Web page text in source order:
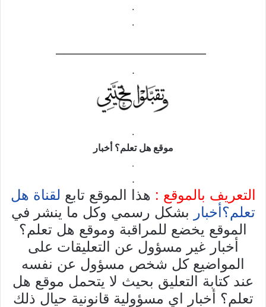
.
.
——————————–
.
.
موقعهل تعلم؟ أخبار
.
.
التعريف بالموقع : هذا الموقع تابع لقناة هل
تعلم؟أخبار بشكل رسمي وكل ما ينشر في
الموقع يخضع للمراقبة وموقع هل تعلم؟
أخبار غير مسؤول عن التعليقات على
المواضيع كل شخص مسؤول عن نفسه
عند كتابة التعليق بحيث لا يتحمل موقع هل
تعلم؟ أخبار اي مسؤولية قانونية حيال ذلك